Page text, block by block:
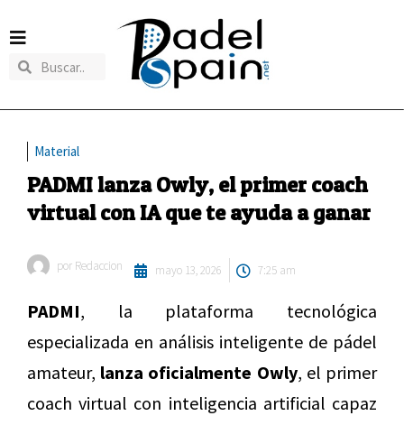
Material
PADMI lanza Owly, el primer coach
virtual con IA que te ayuda a ganar
por Redaccion mayo 13, 2026 7:25 am
PADMI, la plataforma tecnológica
especializada en análisis inteligente de pádel
amateur, lanza oficialmente Owly, el primer
coach virtual con inteligencia artificial capaz